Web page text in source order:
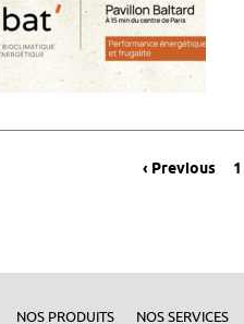
‹ Previous
1
NOS PRODUITS NOS SERVICES